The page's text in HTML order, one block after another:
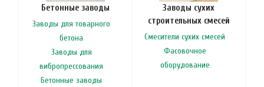
Бетонные заводы
Заводы для товарного
бетона
Заводы для
вибропрессования
Бетонные заводы
Заводы сухих
строительных смесей
Смесители сухих смесей
Фасовочное
оборудование